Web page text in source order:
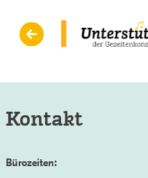
Kontakt
Bürozeiten: